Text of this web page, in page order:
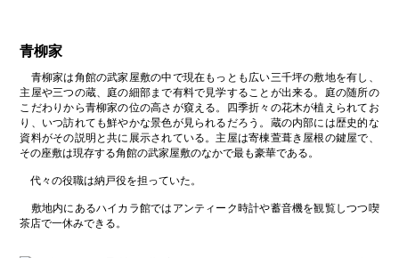
青柳家
青柳家は角館の武家屋敷の中で現在もっとも広い三千坪の敷地を有し、
主屋や三つの蔵、庭の細部まで有料で見学することが出来る。庭の随所の
こだわりから青柳家の位の高さが窺える。四季折々の花木が植えられてお
り、いつ訪れても鮮やかな景色が見られるだろう。蔵の内部には歴史的な
資料がその説明と共に展示されている。主屋は寄棟萱葺き屋根の鍵屋で、
その座敷は現存する角館の武家屋敷のなかで最も豪華である。
代々の役職は納戸役を担っていた。
敷地内にあるハイカラ館ではアンティーク時計や蓄音機を観覧しつつ喫
茶店で一休みできる。